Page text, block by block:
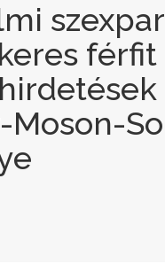
férfit
Moson-